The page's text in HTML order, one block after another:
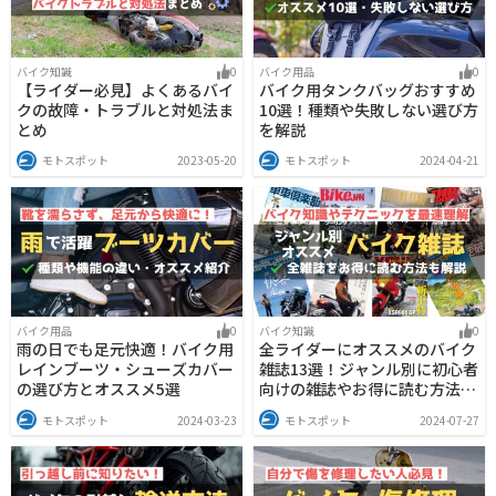
バイク知識 0
【ライダー必見】よくあるバイ
クの故障・トラブルと対処法ま
とめ
モトスポット 2023-05-20
バイク用品 0
バイク用タンクバッグおすすめ
10選！種類や失敗しない選び方
を解説
モトスポット 2024-04-21
バイク用品 0
雨の日でも足元快適！バイク用
レインブーツ・シューズカバー
の選び方とオススメ5選
モトスポット 2024-03-23
バイク知識 0
全ライダーにオススメのバイク
雑誌13選！ジャンル別に初心者
向けの雑誌やお得に読む方法も
解説 モトスポット 2024-07-27